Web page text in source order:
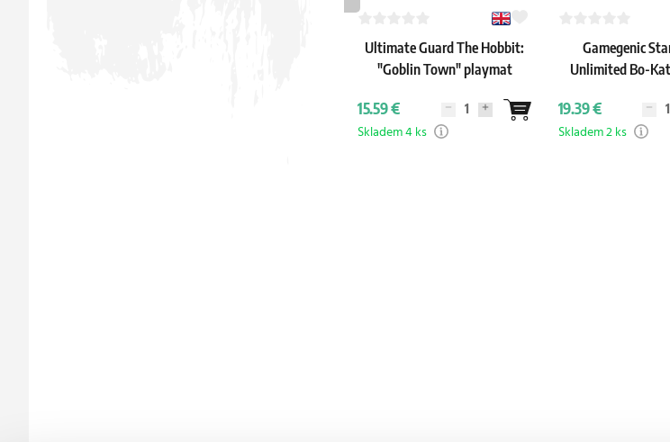
Ultimate Guard The Hobbit:
"Goblin Town" playmat
15.59 €
Skladem 4 ks
Gamegenic
Unlimited Bo-
19.39 €
Skladem 2 ks